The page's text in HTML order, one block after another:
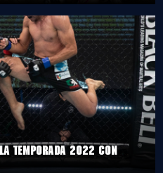
TEMPORADA 2022 CON